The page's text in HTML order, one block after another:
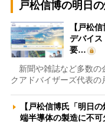
戸松信博の明日
【戸松
デバイス
要…
新聞や雑誌など多数の
クアドバイザーズ代表の
【戸松信博氏「明日
端半導体の製造に不